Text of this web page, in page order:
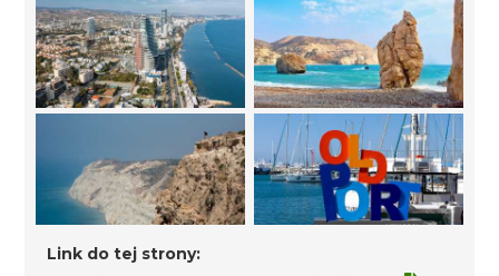
Link do tej strony: